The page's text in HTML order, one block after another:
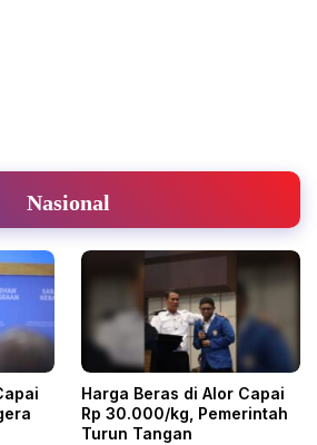
Nasional
Harga Beras di Alor Capai
Rp 30.000/kg, Pemerintah
Turun Tangan